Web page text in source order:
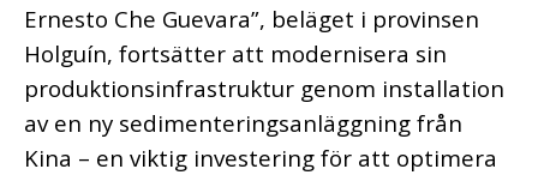
Ernesto Che Guevara”, beläget i provinsen
Holguín, fortsätter att modernisera sin
produktionsinfrastruktur genom installation
av en ny sedimenteringsanläggning från
Kina – en viktig investering för att optimera